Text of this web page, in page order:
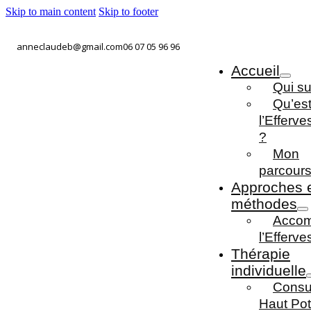
Skip to main content Skip to footer
anneclaudeb@gmail.com06 07 05 96 96
Accueil
Qui
?
Mon
parcours
Approches
méthodes
Thérapie
individuelle
Haut